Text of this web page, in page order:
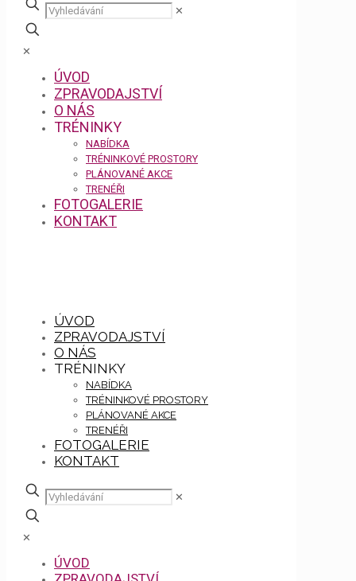
✕
✕
ÚVOD
ZPRAVODAJSTVÍ
O NÁS
TRÉNINKY
NABÍDKA
TRÉNINKOVÉ PROSTORY
PLÁNOVANÉ AKCE
TRENÉŘI
FOTOGALERIE
KONTAKT
ÚVOD
ZPRAVODAJSTVÍ
O NÁS
TRÉNINKY
NABÍDKA
TRÉNINKOVÉ PROSTORY
PLÁNOVANÉ AKCE
TRENÉŘI
FOTOGALERIE
KONTAKT
✕
✕
ÚVOD